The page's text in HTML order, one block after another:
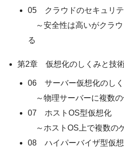
05 クラウドのセキュリテ
～安全性は高いがクラ
る
第2章 仮想化のしくみと技
06 サーバー仮想化のし
～物理サーバーに複数
07 ホストOS型仮想化
～ホストOS上で複数の
08 ハイパーバイザ型仮